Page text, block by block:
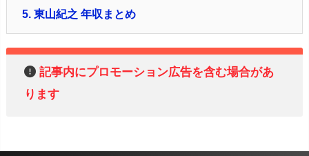
5. 東山紀之 年収まとめ
記事内にプロモーション広告を含む場合があ
ります